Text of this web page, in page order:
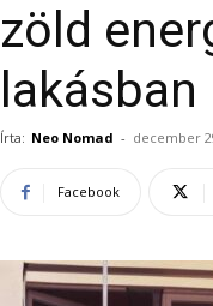
zöld
lakásban
Írta: Neo Nomad - december
Facebook